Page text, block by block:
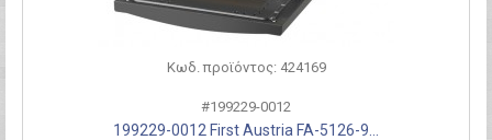
Κωδ. προϊόντος: 424169
#199229-0012
199229-0012 First Austria FA-5126-9...